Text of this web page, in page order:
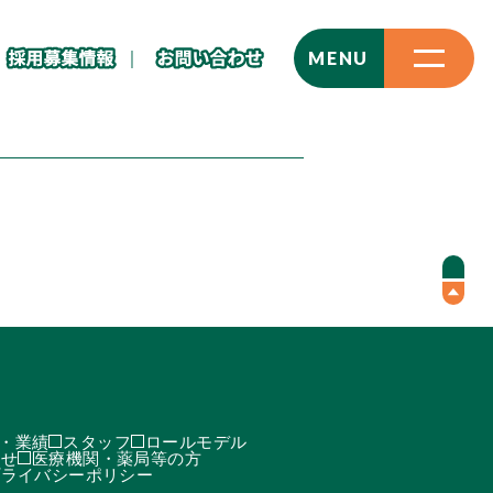
MENU
CLOSE
業績 スタッフ
ロールモデル
医療機関・薬局等の方
イバシーポリシー